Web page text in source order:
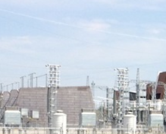
kommer arbeta vidare med
– Det finns många elnätsbolag
som vi i Sverige och Europa.
enorma avstånd, bara för att
ligger framför oss, säger Marcus